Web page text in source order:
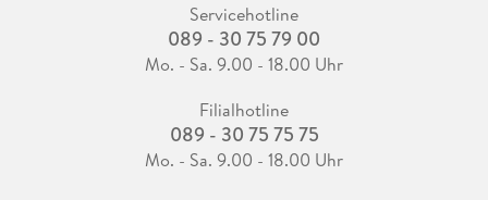
Servicehotline
089 - 30 75 79 00
Mo. - Sa. 9.00 - 18.00 Uhr
Filialhotline
089 - 30 75 75 75
Mo. - Sa. 9.00 - 18.00 Uhr